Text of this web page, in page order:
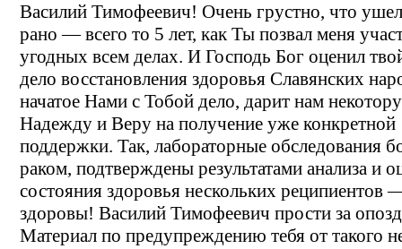
Василий Тимофеевич! Очень грустно, что
рано — всего то 5 лет, как Ты позвал меня
угодных всем делах. И Господь Бог оценил
дело восстановления здоровья Славянских
начатое Нами с Тобой дело, дарит нам
Надежду и Веру на получение уже конкретной
поддержки. Так, лабораторные обследования
раком, подтверждены результатами анализа и
состояния здоровья нескольких реципиентов
здоровы! Василий Тимофеевич прости за
Материал по предупреждению тебя от такого